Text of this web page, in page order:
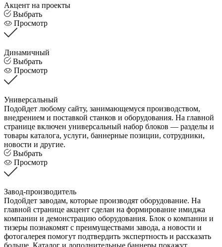
Акцент на проекты
Выбрать
Просмотр
Динамичный
Выбрать
Просмотр
Универсальный
Подойдет любому сайту, занимающемуся производством,
внедрением и поставкой станков и оборудования. На главной
странице включен универсальный набор блоков — разделы и
товары каталога, услуги, баннерные позиции, сотрудники,
новости и другие.
Выбрать
Просмотр
Завод-производитель
Подойдет заводам, которые производят оборудование. На
главной странице акцент сделан на формирование имиджа
компании и демонстрацию оборудования. Блок о компании и
тизеры познакомят с преимуществами завода, а новости и
фотогалерея помогут подтвердить экспертность и рассказать
больше. Каталог и дополнительные баннеры покажут